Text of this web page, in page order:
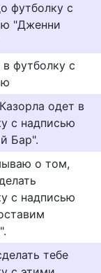
футболку с
"Дженни
футболку с
одет в
с надписью
Бар".
о том,
с надписью
тебе